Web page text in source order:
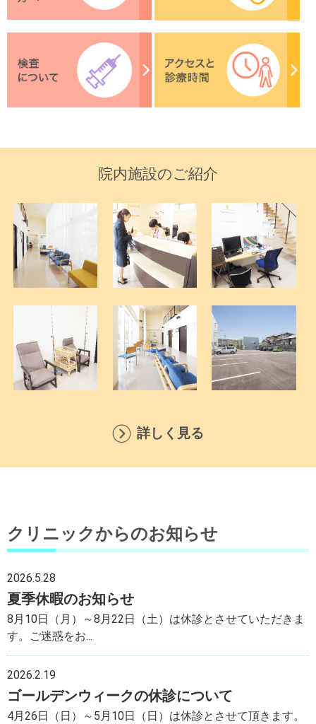
院内施設のご紹介
詳しく見る
クリニックからのお知らせ
2026.5.28
夏季休暇のお知らせ
8月10日（月）～8月22日（土）は休診とさせていただきま
す。ご迷惑をお...
2026.2.19
ゴールデンウィークの休診について
4月26日（日）～5月10日（日）は休診とさせて頂きます。